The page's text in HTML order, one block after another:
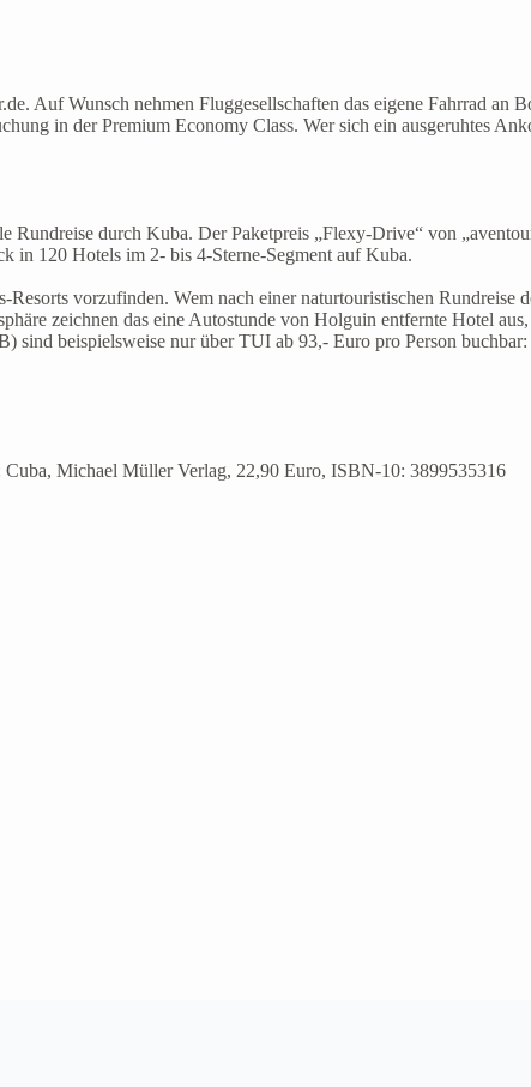
Wunsch nehmen Fluggesellschaften das eigene Fahrrad an
in der Premium Economy Class. Wer sich ein ausgeruhtes
durch Kuba. Der Paketpreis „Flexy-Drive“ von
in 120 Hotels im 2- bis 4-Sterne-Segment auf Kuba.
vorzufinden. Wem nach einer naturtouristischen Rundreise
zeichnen das eine Autostunde von Holguin entfernte Hotel
sind beispielsweise nur über TUI ab 93,- Euro pro Person
Michael Müller Verlag, 22,90 Euro, ISBN-10: 3899535316